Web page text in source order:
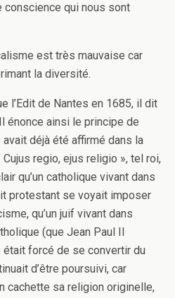
qui nous sont
est très mauvaise car
la diversité.
l’Edit de Nantes en 1685, il dit
énonce ainsi le principe de
déjà été affirmé dans la
regio, ejus religio », tel roi,
qu’un catholique vivant dans
protestant se voyait imposer
qu’un juif vivant dans
(que Jean Paul II
forcé de se convertir du
d’être poursuivi, car
cachette sa religion originelle,